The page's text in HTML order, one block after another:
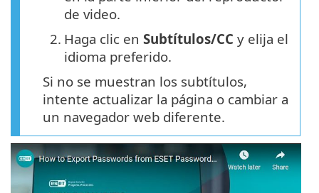
de video.
2. Haga clic en Subtítulos/CC y elija el
idioma preferido.
Si no se muestran los subtítulos,
intente actualizar la página o cambiar a
un navegador web diferente.